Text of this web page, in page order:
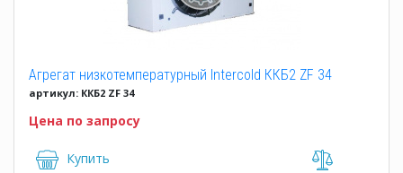
Агрегат низкотемпературный Intercold ККБ2 ZF 34
артикул: ККБ2 ZF 34
Цена по запросу
Купить